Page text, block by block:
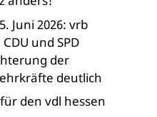
Juni 2026: vrb
und SPD
der
deutlich
den vdl hessen